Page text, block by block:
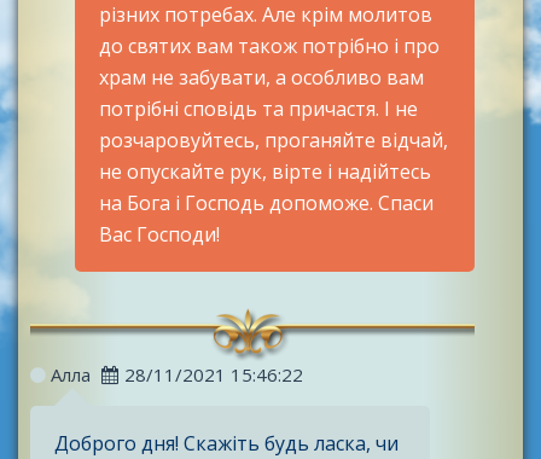
різних потребах. Але крім молитов
до святих вам також потрібно і про
храм не забувати, а особливо вам
потрібні сповідь та причастя. І не
розчаровуйтесь, проганяйте відчай,
не опускайте рук, вірте і надійтесь
на Бога і Господь допоможе. Спаси
Вас Господи!
Алла 28/11/2021 15:46:22
Доброго дня! Скажіть будь ласка, чи